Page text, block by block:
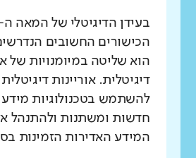
הכישורים החשובים
הוא שליטה במיומנויות של
דיגיטלית. אוריינות
להשתמש בטכנולוגיות
חדשות ומשתנות ולהתנהל
המידע האדירות הזמינות